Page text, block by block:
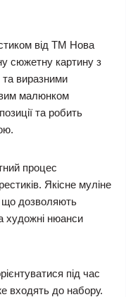
від ТМ Нова
сюжетну картину з
виразними
малюнком
та робить
процес
Якісне муліне
що дозволяють
художні нюанси
під час
входять до набору.